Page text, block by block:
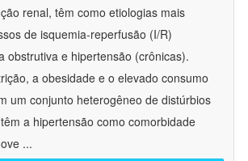
renal, têm como etiologias mais
de isquemia-reperfusão (I/R)
obstrutiva e hipertensão (crônicas).
a obesidade e o elevado consumo
um conjunto heterogêneo de distúrbios
a hipertensão como comorbidade
...